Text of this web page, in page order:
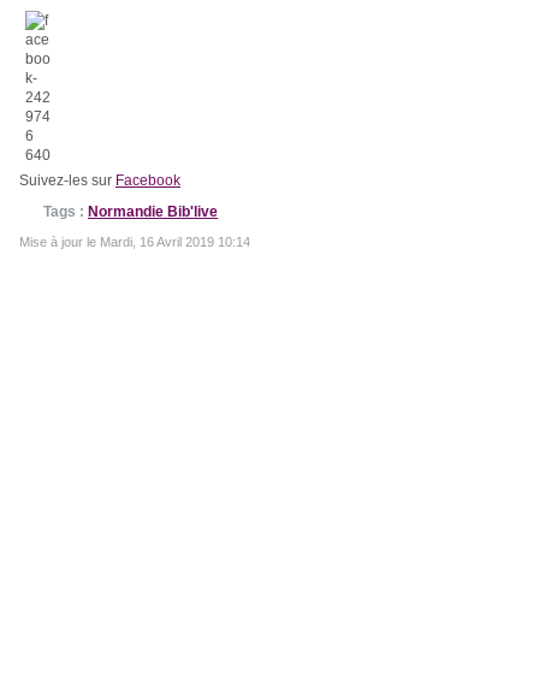
Suivez-les sur Facebook
Tags : Normandie Bib'live
Mise à jour le Mardi, 16 Avril 2019 10:14